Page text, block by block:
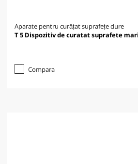
Aparate pentru curățat suprafețe dure
T 5 Dispozitiv de curatat suprafete
Compara